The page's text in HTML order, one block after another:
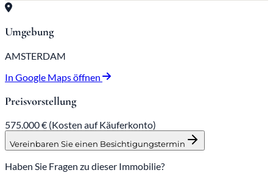
Umgebung
AMSTERDAM
In Google Maps öffnen
Preisvorstellung
575.000 € (Kosten auf Käuferkonto)
Vereinbaren Sie einen Besichtigungstermin
Haben Sie Fragen zu dieser Immobilie?